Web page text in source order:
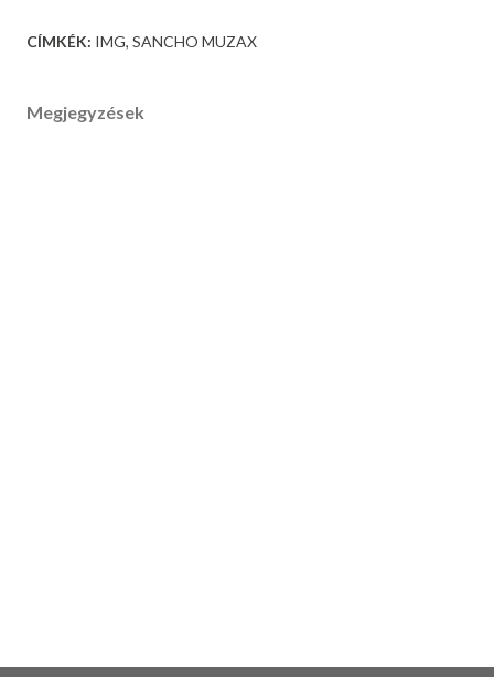
CÍMKÉK: IMG SANCHO MUZAX
Megjegyzések